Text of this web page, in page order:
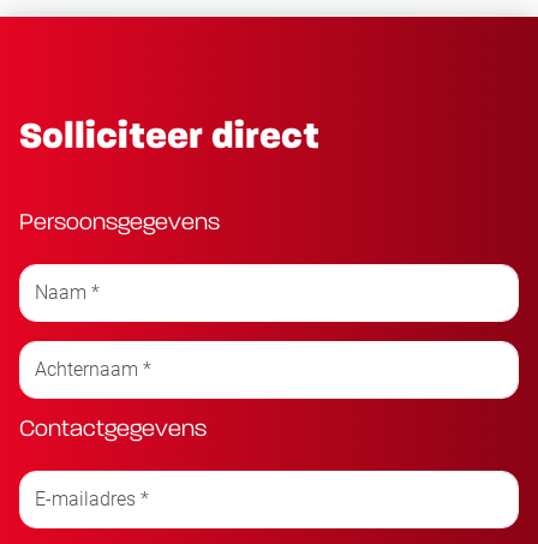
Solliciteer direct
Persoonsgegevens
Contactgegevens